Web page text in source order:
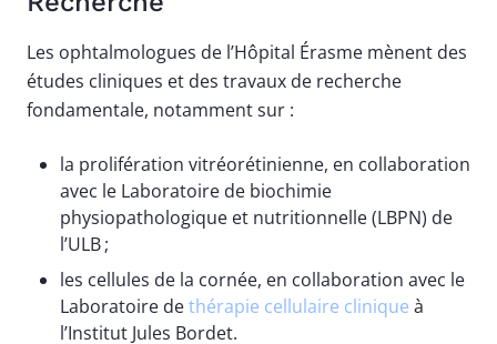
Les ophtalmologues de l’Hôpital Érasme mènent des
études cliniques et des travaux de recherche
fondamentale, notamment sur :
la prolifération vitréorétinienne, en collaboration
avec le Laboratoire de biochimie
physiopathologique et nutritionnelle (LBPN) de
l’ULB ;
les cellules de la cornée, en collaboration avec le
Laboratoire dethérapie cellulaire clinique à
l’Institut Jules Bordet.